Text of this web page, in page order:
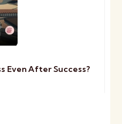
Even After Success?